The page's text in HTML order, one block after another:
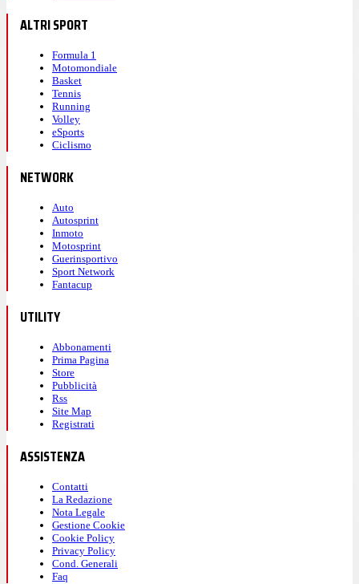
ALTRI SPORT
Formula 1
Motomondiale
Basket
Tennis
Running
Volley
eSports
Ciclismo
NETWORK
Auto
Autosprint
Inmoto
Motosprint
Guerinsportivo
Sport Network
Fantacup
UTILITY
Abbonamenti
Prima Pagina
Store
Pubblicità
Rss
Site Map
Registrati
ASSISTENZA
Contatti
La Redazione
Nota Legale
Gestione Cookie
Cookie Policy
Privacy Policy
Cond. Generali
Faq